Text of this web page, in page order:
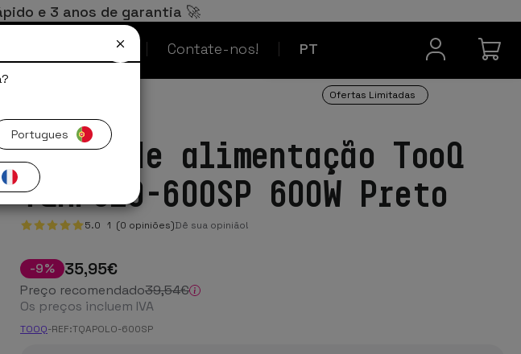
e 3 anos de garantia 🚀
PT
Ofertas Limitadas Contate-nos!
Contacto
Ofertas Limitadas
Fonte de alimentação TooQ
TQAPOLO-600SP 600W Preto
5.0 1 (0 opiniões)Dê sua opinião!
-9% 35,95€
Preço recomendado39,54€
Os preços incluem IVA
TOOQ-REF:TQAPOLO-600SP
Portugues